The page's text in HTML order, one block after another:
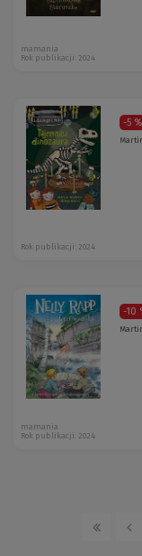
mamania
Rok publikacji: 2024
-5 %
Rok publikacji: 2024
-10
mamania
Rok publikacji: 2024